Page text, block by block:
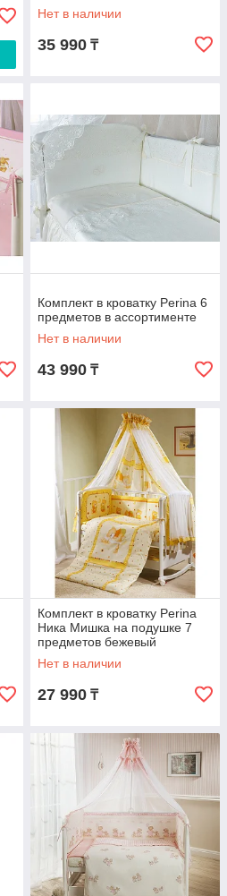
Нет в наличии
35 990 ₸
Комплект в кроватку Perina 6
предметов в ассортименте
Нет в наличии
43 990 ₸
Комплект в кроватку Perina
Ника Мишка на подушке 7
предметов бежевый
Нет в наличии
27 990 ₸